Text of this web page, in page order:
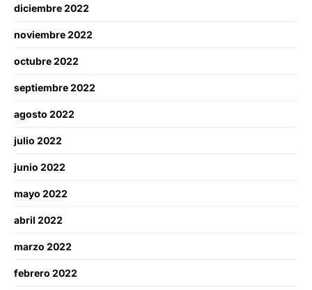
diciembre 2022
noviembre 2022
octubre 2022
septiembre 2022
agosto 2022
julio 2022
junio 2022
mayo 2022
abril 2022
marzo 2022
febrero 2022